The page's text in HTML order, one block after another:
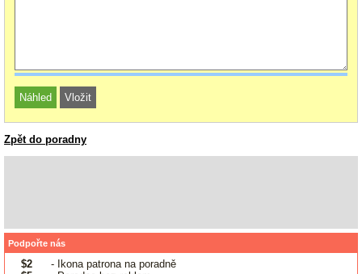
Zpět do poradny
Podpořte nás
$2
- Ikona patrona na poradně